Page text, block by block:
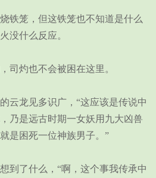
铁笼，但这铁笼也不知道是什么
没什么反应。
司灼也不会被困在这里。
云龙见多识广，“这应该是传说中
乃是远古时期一女妖用九大凶兽
是困死一位神族男子。”
到了什么，“啊，这个事我传承中